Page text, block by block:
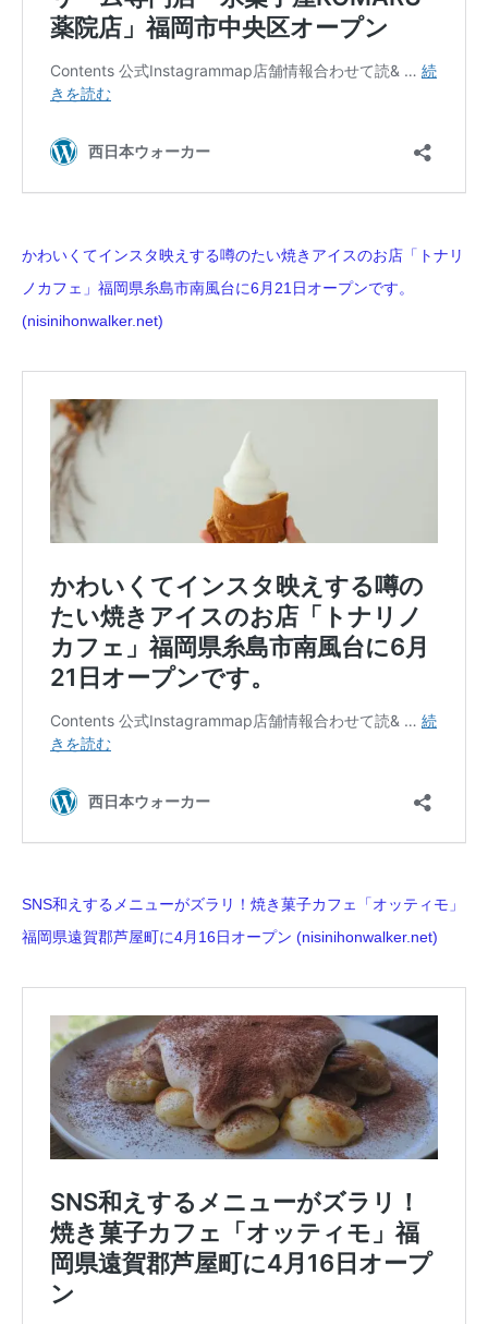
かわいくてインスタ映えする噂のたい焼きアイスのお店「トナリ
ノカフェ」福岡県糸島市南風台に6月21日オープンです。
(nisinihonwalker.net)
SNS和えするメニューがズラリ！焼き菓子カフェ「オッティモ」
福岡県遠賀郡芦屋町に4月16日オープン (nisinihonwalker.net)